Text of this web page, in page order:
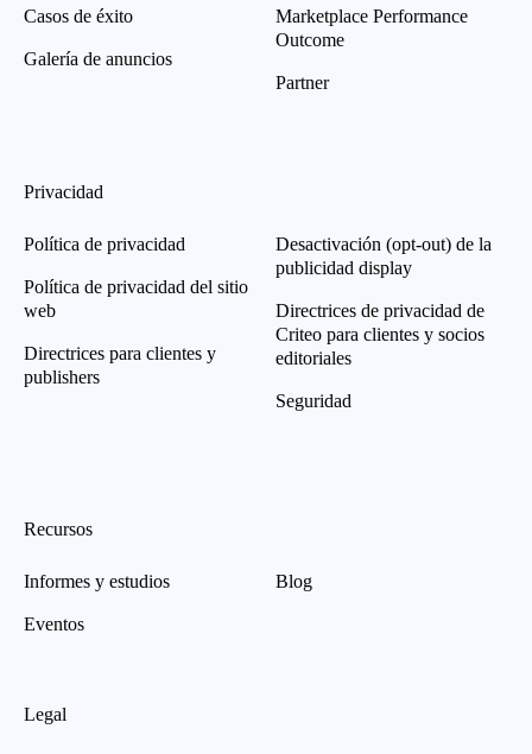
Casos de éxito
Galería de anuncios
Marketplace Performance
Outcome
Partner
Privacidad
Política de privacidad
Política de privacidad del sitio
web
Directrices para clientes y
publishers
Desactivación (opt-out) de la
publicidad display
Directrices de privacidad de
Criteo para clientes y socios
editoriales
Seguridad
Recursos
Informes y estudios
Eventos
Blog
Legal